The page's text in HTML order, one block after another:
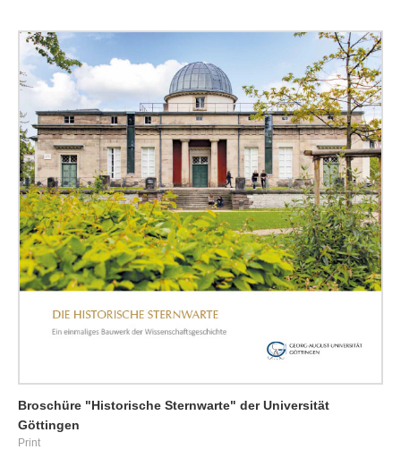
Broschüre "Historische Sternwarte" der Universität
Göttingen
Print